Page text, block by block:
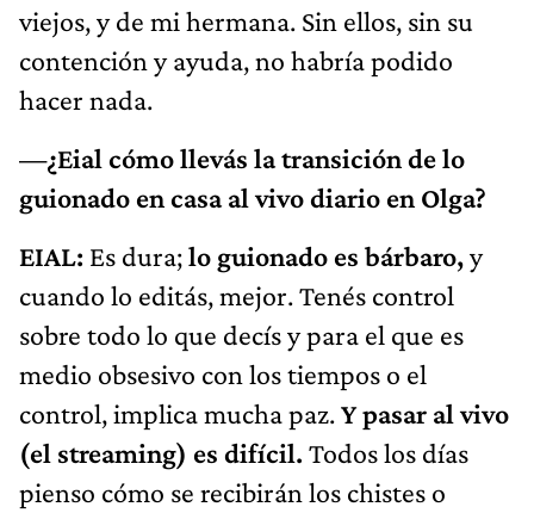
viejos, y de mi hermana. Sin ellos, sin su
contención y ayuda, no habría podido
hacer nada.
—¿Eial cómo llevás la transición de lo
guionado en casa al vivo diario en Olga?
EIAL: Es dura;lo guionado es bárbaro,y
cuando lo editás, mejor. Tenés control
sobre todo lo que decís y para el que es
medio obsesivo con los tiempos o el
control, implica mucha paz.Y pasar al vivo
(el streaming) es difícil. Todos los días
pienso cómo se recibirán los chistes o